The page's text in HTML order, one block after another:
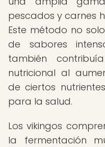
pescados y carnes
Este método no
de sabores
también
nutricional al
de ciertos
para la salud.
Los vikingos
la fermentación